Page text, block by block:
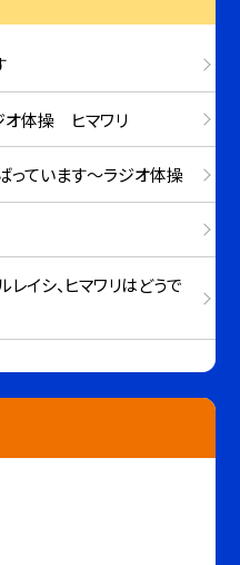
体操 ヒマワリ
っています～ラジオ体操
イシ、ヒマワリはどうで